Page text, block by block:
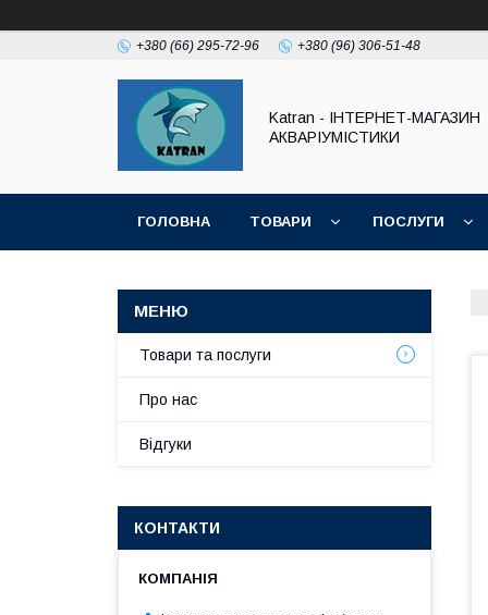
+380 (66) 295-72-96 +380 (96) 306-51-48
Katran - ІНТЕРНЕТ-МАГАЗИН
АКВАРІУМІСТИКИ
ГОЛОВНА ТОВАРИ ПОСЛУГИ
Товари та послуги
Про нас
Відгуки
КОНТАКТИ